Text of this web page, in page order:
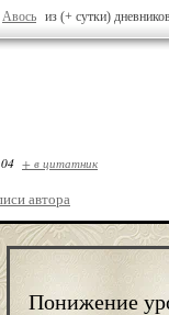
Авось из (+ сутки)
+ в цитатник
автора
Понижение